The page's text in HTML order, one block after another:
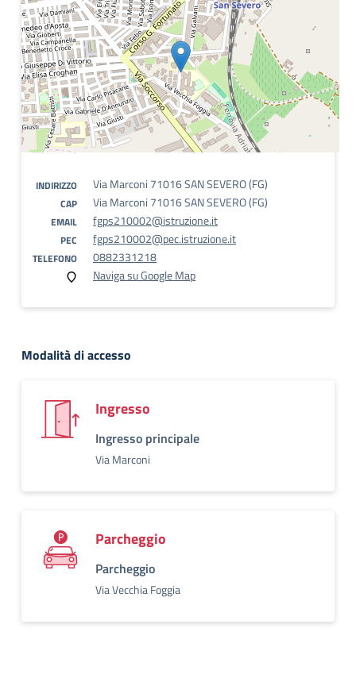
INDIRIZZO Via Marconi 71016 SAN SEVERO (FG)
CAP Via Marconi 71016 SAN SEVERO (FG)
EMAIL fgps210002@istruzione.it
PEC fgps210002@pec.istruzione.it
TELEFONO
0882331218
Naviga su Google Map
Modalità di accesso
Ingresso
Ingresso principale
Via Marconi
Parcheggio
Parcheggio
Via Vecchia Foggia